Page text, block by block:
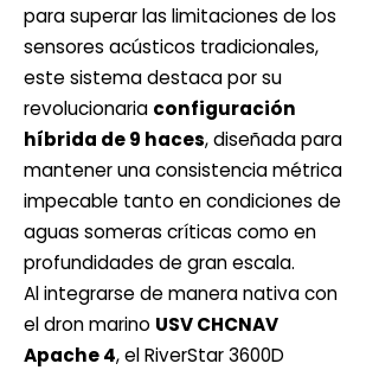
para superar las limitaciones de los
sensores acústicos tradicionales,
este sistema destaca por su
revolucionaria configuración
híbrida de 9 haces, diseñada para
mantener una consistencia métrica
impecable tanto en condiciones de
aguas someras críticas como en
profundidades de gran escala.
Al integrarse de manera nativa con
el dron marino USV CHCNAV
Apache 4, el RiverStar 3600D